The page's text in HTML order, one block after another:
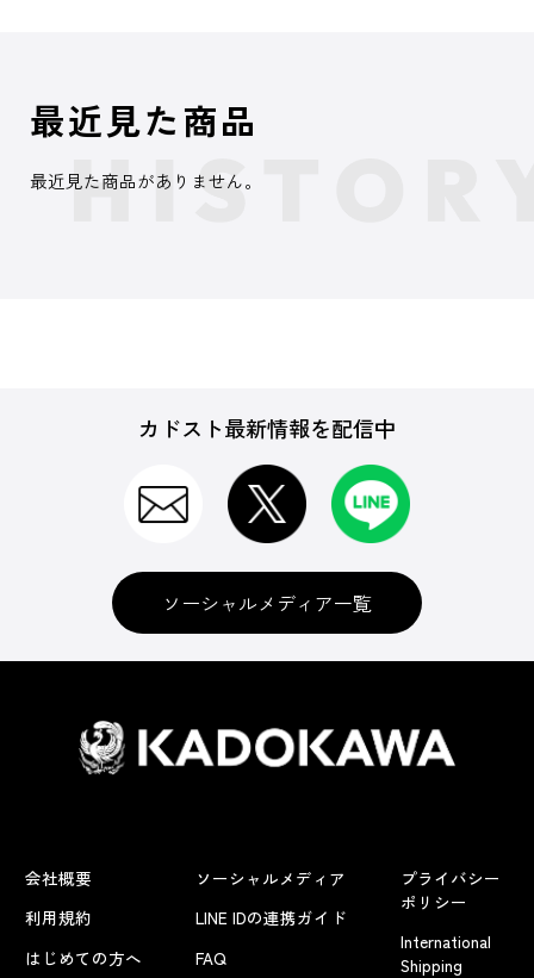
最近見た商品
最近見た商品がありません。
カドスト最新情報を配信中
ソーシャルメディア一覧
会社概要
利用規約
はじめての方へ
ソーシャルメディア
LINE IDの連携ガイド
FAQ
プライバシー
ポリシー
International
Shipping